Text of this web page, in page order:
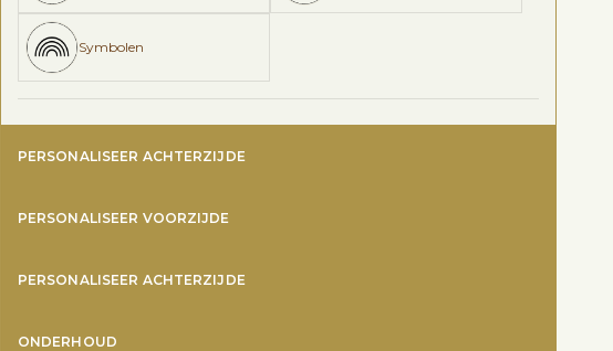
Symbolen
PERSONALISEER ACHTERZIJDE
PERSONALISEER VOORZIJDE
PERSONALISEER ACHTERZIJDE
ONDERHOUD